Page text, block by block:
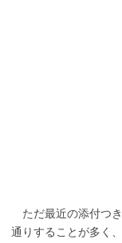
ただ最近の添付つ
通りすることが多く